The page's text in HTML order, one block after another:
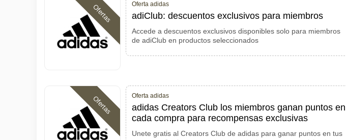
Ofertas Oferta adidas
adiClub: descuentos exclusivos para miembros
Accede a descuentos exclusivos disponibles solo para miembros
de adiClub en productos seleccionados
Ofertas Oferta adidas
adidas Creators Club los miembros ganan puntos en
cada compra para recompensas exclusivas
Unete gratis al Creators Club de adidas para ganar puntos en tus